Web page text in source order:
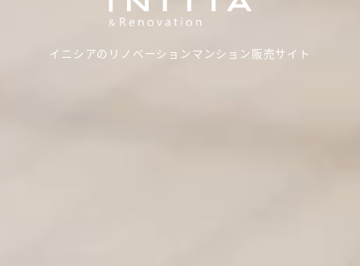
イニシアのリノベーションマンション販売サイト